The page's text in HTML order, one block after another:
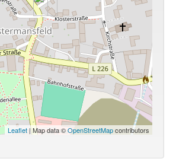
Leaflet | Map data ©OpenStreetMapcontributors